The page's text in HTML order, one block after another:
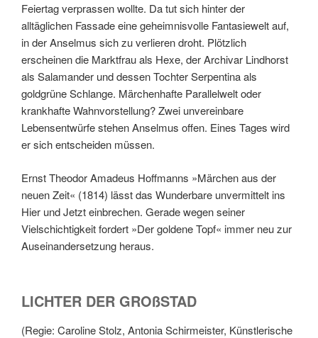
Feiertag verprassen wollte. Da tut sich hinter der
alltäglichen Fassade eine geheimnisvolle Fantasiewelt auf,
in der Anselmus sich zu verlieren droht. Plötzlich
erscheinen die Marktfrau als Hexe, der Archivar Lindhorst
als Salamander und dessen Tochter Serpentina als
goldgrüne Schlange. Märchenhafte Parallelwelt oder
krankhafte Wahnvorstellung? Zwei unvereinbare
Lebensentwürfe stehen Anselmus offen. Eines Tages wird
er sich entscheiden müssen.
Ernst Theodor Amadeus Hoffmanns »Märchen aus der
neuen Zeit« (1814) lässt das Wunderbare unvermittelt ins
Hier und Jetzt einbrechen. Gerade wegen seiner
Vielschichtigkeit fordert »Der goldene Topf« immer neu zur
Auseinandersetzung heraus.
LICHTER DER GROßSTAD
(Regie: Caroline Stolz, Antonia Schirmeister, Künstlerische